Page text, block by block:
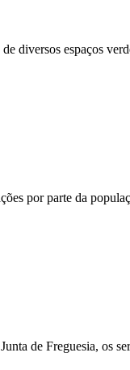
diversos espaços
por parte da
de Freguesia, os